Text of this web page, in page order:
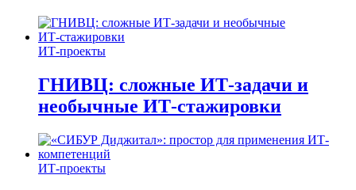
ИТ-проекты
ГНИВЦ: сложные ИТ‑задачи и
необычные ИТ‑стажировки
ИТ-проекты